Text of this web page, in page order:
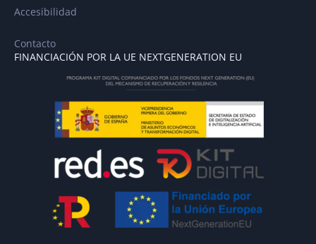
Accesibilidad
Contacto
FINANCIACIÓN POR LA UE NEXTGENERATION EU